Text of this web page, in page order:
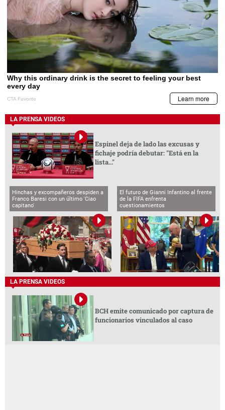
LA PRENSA VIDEOS
Espinel deja de lado las excusas y
fichaje podría debutar: "Está en la
lista..."
Hinchas y excompañeros despiden a
Franco Baresi con un último 'Ciao
capitano'
El futuro de Gianni Infantino al frente
de la FIFA enfrenta
cuestionamientos
LA PRENSA VIDEOS
BCH emite comunicado por captura de
funcionarios vinculados al caso